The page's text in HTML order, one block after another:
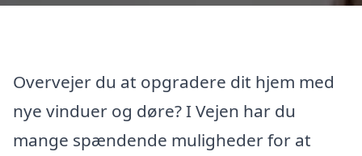
Overvejer du at opgradere dit hjem med
nye vinduer og døre? I Vejen har du
mange spændende muligheder for at